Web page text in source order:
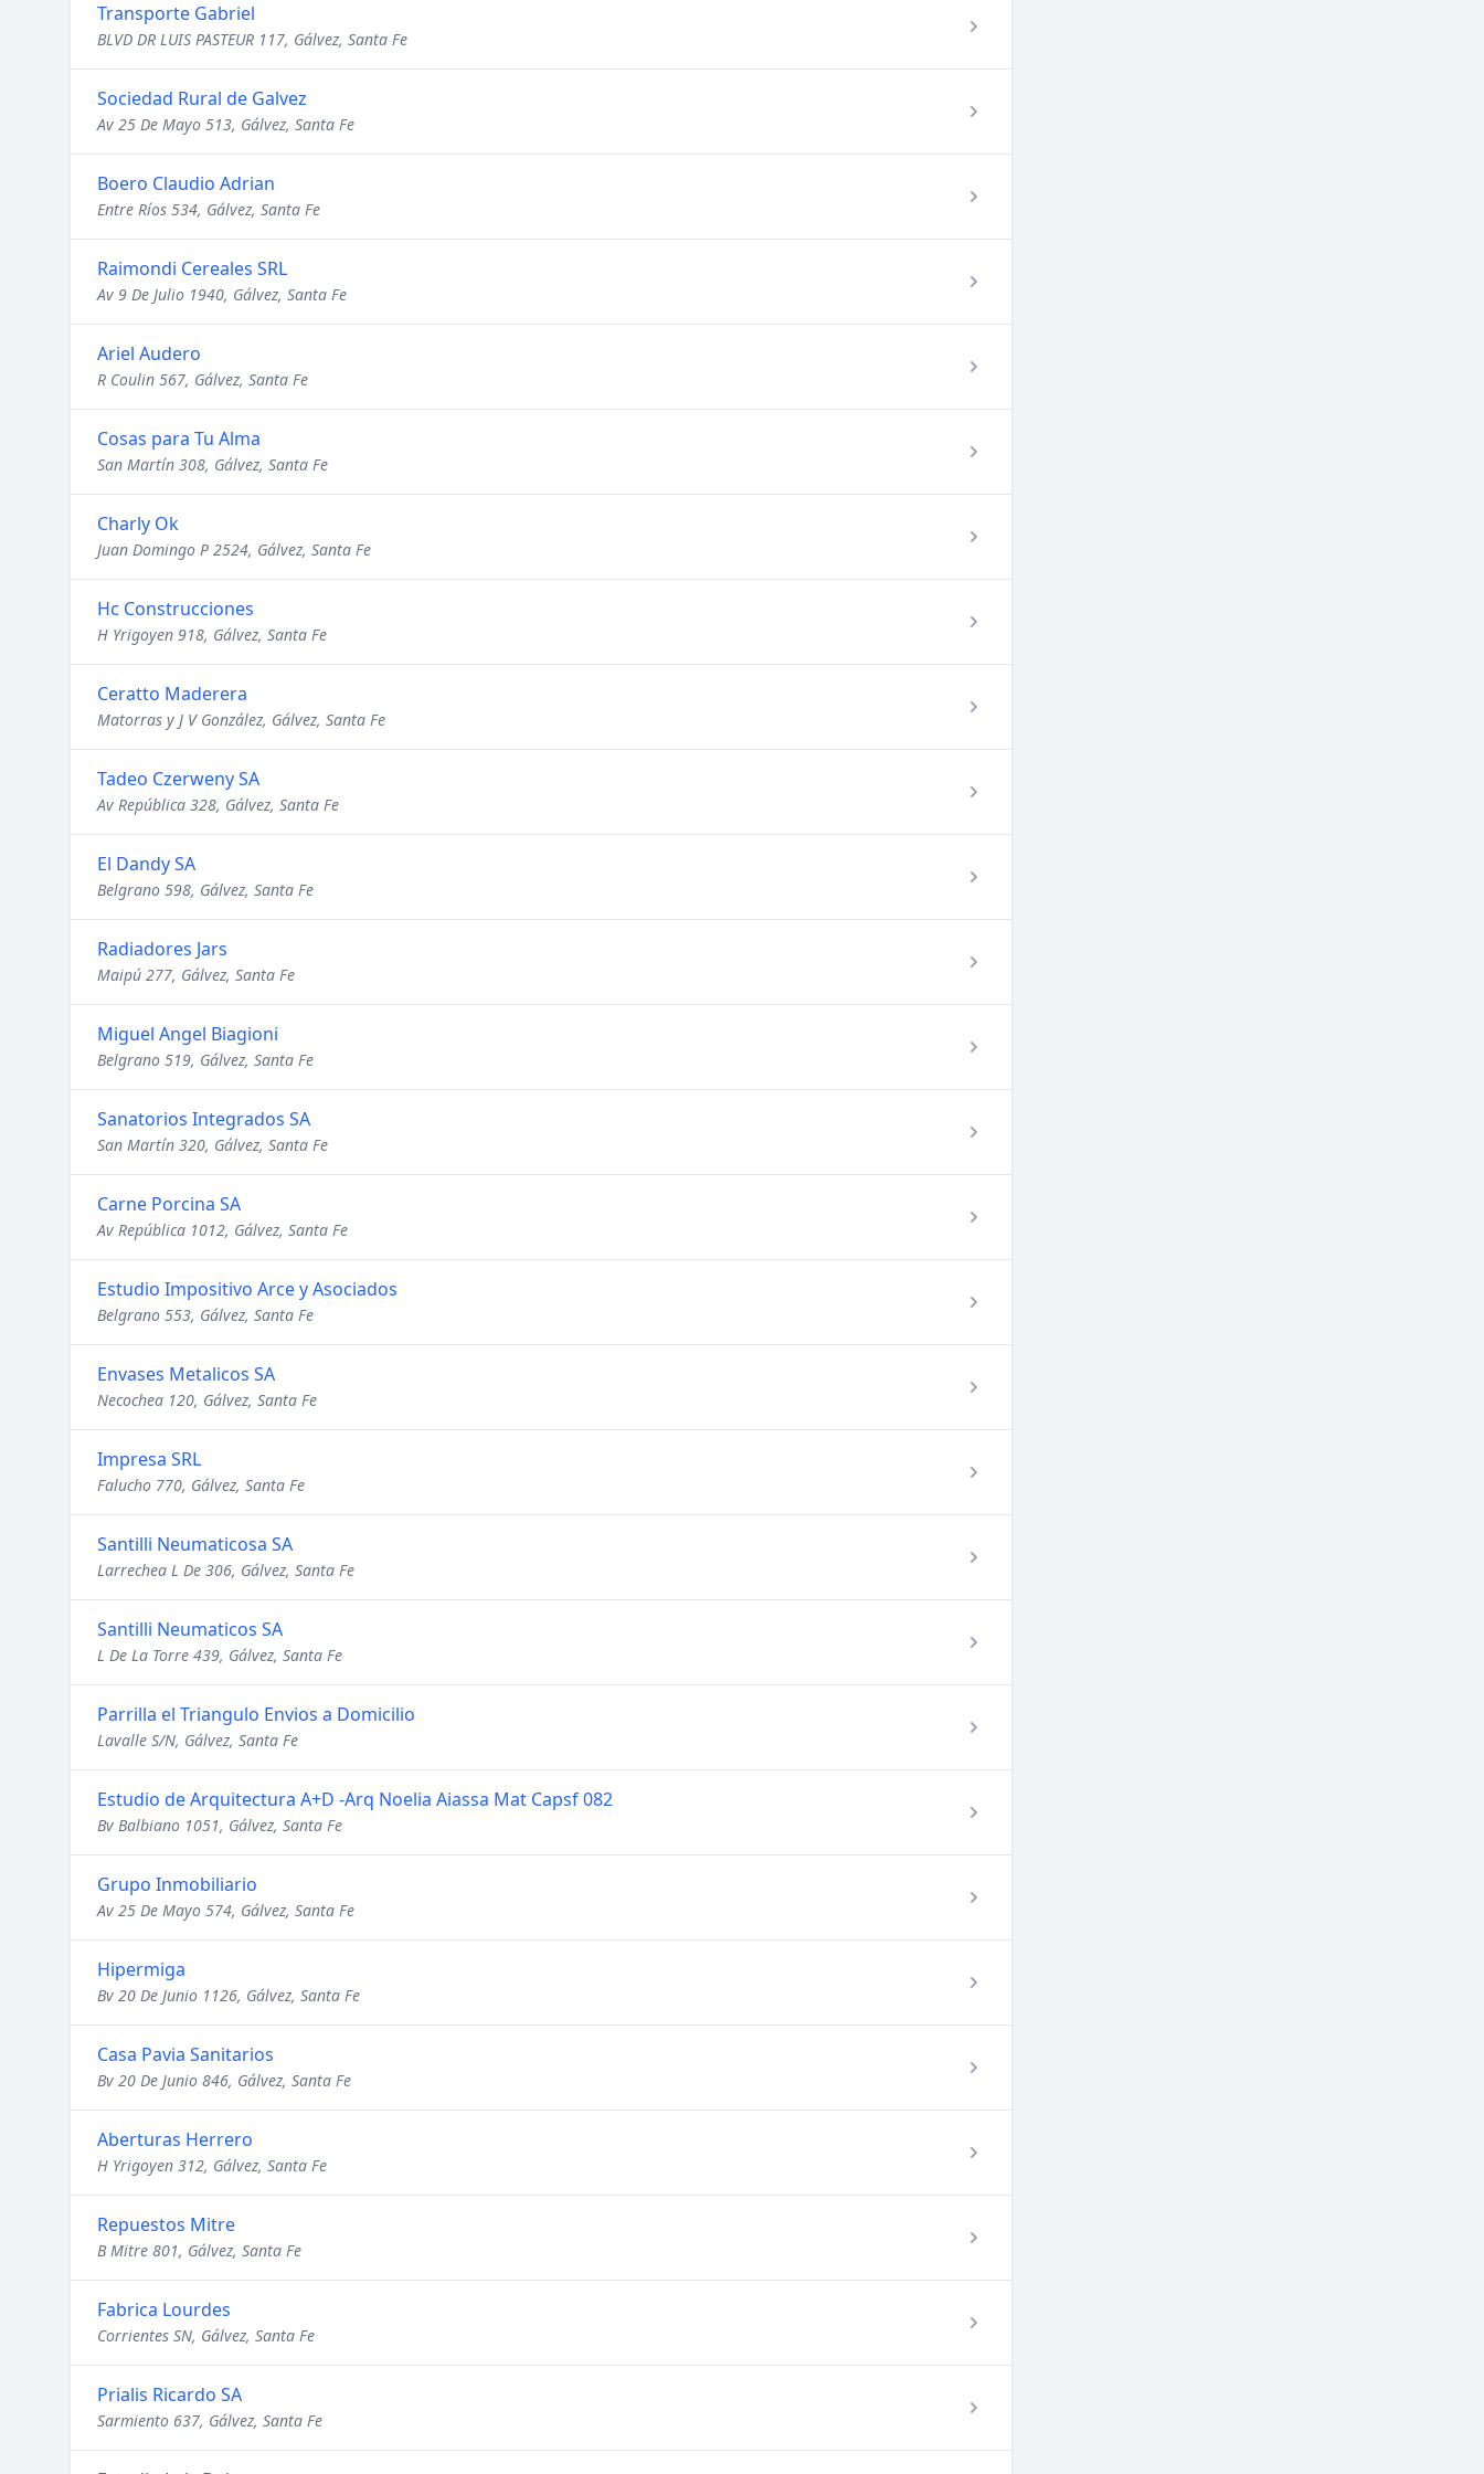
Transporte Gabriel
BLVD DR LUIS PASTEUR 117, Gálvez, Santa Fe
Sociedad Rural de Galvez
Av 25 De Mayo 513, Gálvez, Santa Fe
Boero Claudio Adrian
Entre Ríos 534, Gálvez, Santa Fe
Raimondi Cereales SRL
Av 9 De Julio 1940, Gálvez, Santa Fe
Ariel Audero
R Coulin 567, Gálvez, Santa Fe
Cosas para Tu Alma
San Martín 308, Gálvez, Santa Fe
Charly Ok
Juan Domingo P 2524, Gálvez, Santa Fe
Hc Construcciones
H Yrigoyen 918, Gálvez, Santa Fe
Ceratto Maderera
Matorras y J V González, Gálvez, Santa Fe
Tadeo Czerweny SA
Av República 328, Gálvez, Santa Fe
El Dandy SA
Belgrano 598, Gálvez, Santa Fe
Radiadores Jars
Maipú 277, Gálvez, Santa Fe
Miguel Angel Biagioni
Belgrano 519, Gálvez, Santa Fe
Sanatorios Integrados SA
San Martín 320, Gálvez, Santa Fe
Carne Porcina SA
Av República 1012, Gálvez, Santa Fe
Estudio Impositivo Arce y Asociados
Belgrano 553, Gálvez, Santa Fe
Envases Metalicos SA
Necochea 120, Gálvez, Santa Fe
Impresa SRL
Falucho 770, Gálvez, Santa Fe
Santilli Neumaticosa SA
Larrechea L De 306, Gálvez, Santa Fe
Santilli Neumaticos SA
L De La Torre 439, Gálvez, Santa Fe
Parrilla el Triangulo Envios a Domicilio
Lavalle S/N, Gálvez, Santa Fe
Estudio de Arquitectura A+D -Arq Noelia Aiassa Mat Capsf 082
Bv Balbiano 1051, Gálvez, Santa Fe
Grupo Inmobiliario
Av 25 De Mayo 574, Gálvez, Santa Fe
Hipermiga
Bv 20 De Junio 1126, Gálvez, Santa Fe
Casa Pavia Sanitarios
Bv 20 De Junio 846, Gálvez, Santa Fe
Aberturas Herrero
H Yrigoyen 312, Gálvez, Santa Fe
Repuestos Mitre
B Mitre 801, Gálvez, Santa Fe
Fabrica Lourdes
Corrientes SN, Gálvez, Santa Fe
Prialis Ricardo SA
Sarmiento 637, Gálvez, Santa Fe